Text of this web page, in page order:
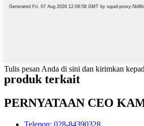
Tulis pesan Anda di sini dan kirimkan
produk terkait
PERNYATAAN CEO
Telepon: 028-84390328